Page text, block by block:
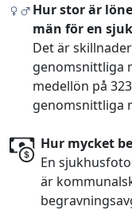
Hur stor är
män för en
Det är
genomsnittliga
medellön på
genomsnittliga
Hur mycket
En
är